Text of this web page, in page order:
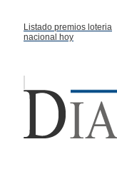
Listado premios loteria
nacional hoy